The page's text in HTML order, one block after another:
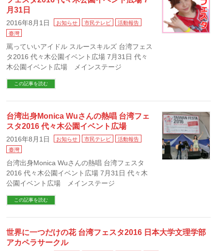
月31日
2016年8月1日 お知らせ 市民テレビ
活動報告
臺灣
罵っていいアイドル スルースキルズ 台湾フェス
タ2016 代々木公園イベント広場 7月31日 代々
木公園イベント広場 メインステージ
この記事を読む
台湾出身Monica Wuさんの熱唱 台湾フェ
スタ2016 代々木公園イベント広場
2016年8月1日 お知らせ 市民テレビ
活動報告
臺灣
台湾出身Monica Wuさんの熱唱 台湾フェスタ
2016 代々木公園イベント広場 7月31日 代々木
公園イベント広場 メインステージ
この記事を読む
世界に一つだけの花 台湾フェスタ2016 日本大学文理学部
アカペラサークル